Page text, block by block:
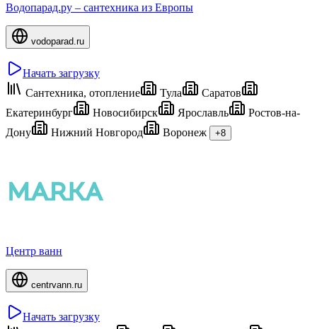
Водопарад.ру – сантехника из Европы
vodoparad.ru
Начать загрузку
Сантехника, отопление
Тула
Саратов
Екатеринбург
Новосибирск Ярославль
Ростов-на-
Дону
Нижний Новгород Воронеж +8
Центр ванн
centrvann.ru
Начать загрузку